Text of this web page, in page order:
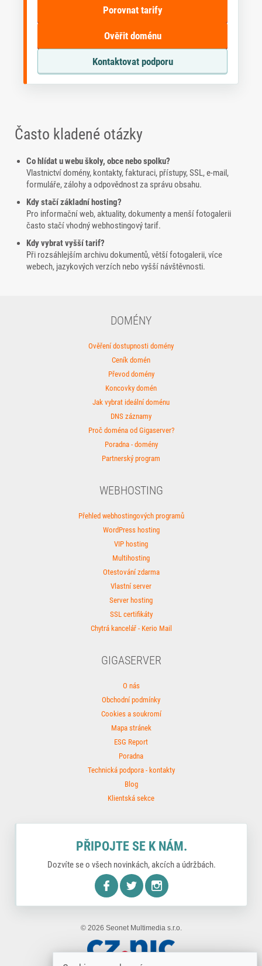
Porovnat tarify
Ověřit doménu
Kontaktovat podporu
Často kladené otázky
Co hlídat u webu školy, obce nebo spolku?
Vlastnictví domény, kontakty, fakturaci, přístupy, SSL, e-mail,
formuláře, zálohy a odpovědnost za správu obsahu.
Kdy stačí základní hosting?
Pro informační web, aktuality, dokumenty a menší fotogalerii
často stačí vhodný webhostingový tarif.
Kdy vybrat vyšší tarif?
Při rozsáhlejším archivu dokumentů, větší fotogalerii, více
webech, jazykových verzích nebo vyšší návštěvnosti.
DOMÉNY
Ověření dostupnosti domény
Ceník domén
Převod domény
Koncovky domén
Jak vybrat ideální doménu
DNS záznamy
Proč doména od Gigaserver?
Poradna - domény
Partnerský program
WEBHOSTING
Přehled webhostingových programů
WordPress hosting
VIP hosting
Multihosting
Otestování zdarma
Vlastní server
Server hosting
SSL certifikáty
Chytrá kancelář - Kerio Mail
GIGASERVER
O nás
Obchodní podmínky
Cookies a soukromí
Mapa stránek
ESG Report
Poradna
Technická podpora - kontakty
Blog
Klientská sekce
PŘIPOJTE SE K NÁM.
Dozvíte se o všech novinkách, akcích a údržbách.
© 2026 Seonet Multimedia s.r.o.